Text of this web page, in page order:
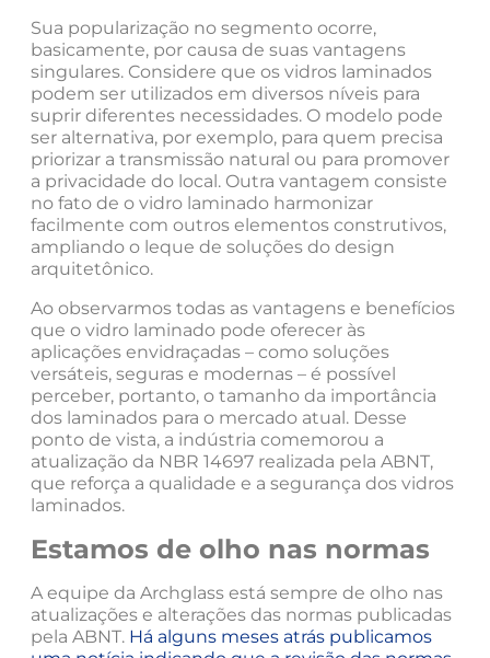
Sua popularização no segmento ocorre,
basicamente, por causa de suas vantagens
singulares. Considere que os vidros laminados
podem ser utilizados em diversos níveis para
suprir diferentes necessidades. O modelo pode
ser alternativa, por exemplo, para quem precisa
priorizar a transmissão natural ou para promover
a privacidade do local. Outra vantagem consiste
no fato de o vidro laminado harmonizar
facilmente com outros elementos construtivos,
ampliando o leque de soluções do design
arquitetônico.
Ao observarmos todas as vantagens e benefícios
que o vidro laminado pode oferecer às
aplicações envidraçadas – como soluções
versáteis, seguras e modernas – é possível
perceber, portanto, o tamanho da importância
dos laminados para o mercado atual. Desse
ponto de vista, a indústria comemorou a
atualização da NBR 14697 realizada pela ABNT,
que reforça a qualidade e a segurança dos vidros
laminados.
Estamos de olho nas normas
A equipe da Archglass está sempre de olho nas
atualizações e alterações das normas publicadas
pela ABNT. Há alguns meses atrás publicamos